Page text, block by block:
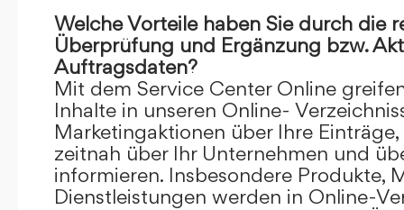
Welche Vorteile haben Sie durch die
Überprüfung und Ergänzung bzw.
Auftragsdaten?
Mit dem Service Center Online
Inhalte in unseren Online-
Marketingaktionen über Ihre
zeitnah über Ihr Unternehmen und
informieren. Insbesondere Produkte,
Dienstleistungen werden in Online-